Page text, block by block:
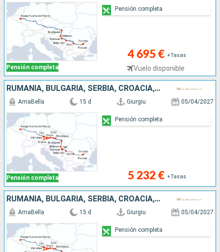
Pensión completa
4 695 € +Tasas
Vuelo disponible
Pensión completa
RUMANIA, BULGARIA, SERBIA, CROACIA, HUNGRÍA, ESLOVAQUIA, AUSTRIA, ALEMANIA
Pensión completa
AmaBella 15 d Giurgiu 05/04/2027
5 232 € +Tasas
Pensión completa
RUMANIA, BULGARIA, SERBIA, CROACIA, HUNGRÍA, ESLOVAQUIA, AUSTRIA, ALEMANIA
AmaBella 15 d Giurgiu 05/04/2027
Pensión completa